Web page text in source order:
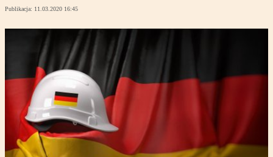
Publikacja: 11.03.2020 16:45